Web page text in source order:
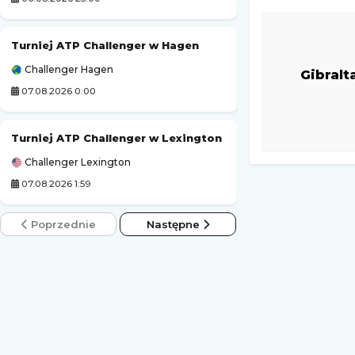
Turniej ATP Challenger w Hagen
Challenger Hagen
07.08.2026 0:00
Turniej ATP Challenger w Lexington
Challenger Lexington
07.08.2026 1:59
Elite League
WTA Toronto
Poprzednie Następne